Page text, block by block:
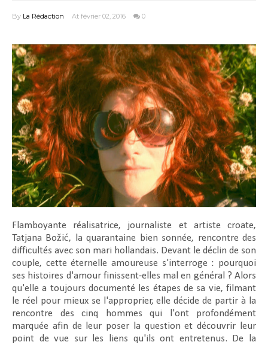
By La Rédaction At février 02, 2016 0
Flamboyante réalisatrice, journaliste et artiste croate,
Tatjana Božić, la quarantaine bien sonnée, rencontre des
difficultés avec son mari hollandais. Devant le déclin de son
couple, cette éternelle amoureuse s'interroge : pourquoi
ses histoires d'amour finissent-elles mal en général ? Alors
qu'elle a toujours documenté les étapes de sa vie, filmant
le réel pour mieux se l'approprier, elle décide de partir à la
rencontre des cinq hommes qui l'ont profondément
marquée afin de leur poser la question et découvrir leur
point de vue sur les liens qu'ils ont entretenus. De la